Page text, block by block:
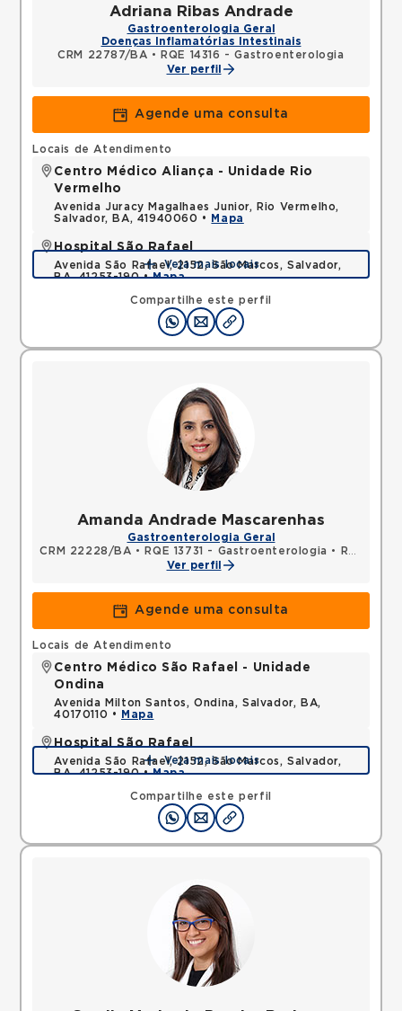
Adriana Ribas Andrade
Gastroenterologia Geral
Doenças Inflamatórias Intestinais
CRM 22787/BA •
RQE 14316 - Gastroenterologia
Ver perfil
Agende uma consulta
Compartilhe este perfil
Locais de Atendimento
Centro Médico Aliança - Unidade Rio
Vermelho
Avenida Juracy Magalhaes Junior, Rio Vermelho,
Salvador, BA, 41940060 •
Mapa
Hospital São Rafael
Avenida São Rafael, 2152, São Marcos, Salvador,
BA, 41253-190 •Mapa
Veja mais locais
Amanda Andrade Mascarenhas
Gastroenterologia Geral
CRM 22228/BA • RQE 13731 - Gastroenterologia •
RQE 13732 - Clínica médica
Ver perfil
Agende uma consulta
Compartilhe este perfil
Locais de Atendimento
Centro Médico São Rafael - Unidade
Ondina
Avenida Milton Santos, Ondina, Salvador, BA,
40170110 •
Mapa
Hospital São Rafael
Avenida São Rafael, 2152, São Marcos, Salvador,
BA, 41253-190 •Mapa
Veja mais locais